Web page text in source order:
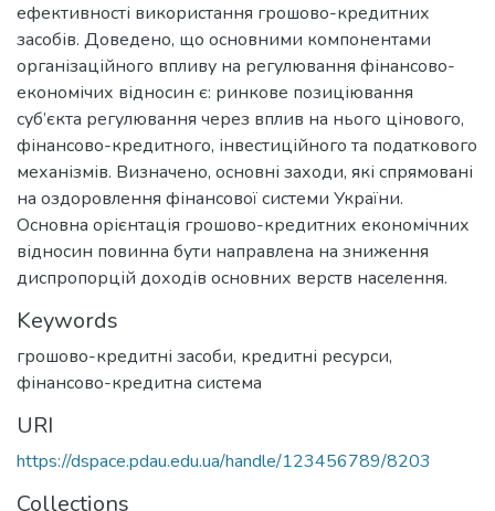
ефективності використання грошово-кредитних
засобів. Доведено, що основними компонентами
організаційного впливу на регулювання фінансово-
економічих відносин є: ринкове позиціювання
суб’єкта регулювання через вплив на нього цінового,
фінансово-кредитного, інвестиційного та податкового
механізмів. Визначено, основні заходи, які спрямовані
на оздоровлення фінансової системи України.
Основна орієнтація грошово-кредитних економічних
відносин повинна бути направлена на зниження
диспропорцій доходів основних верств населення.
Keywords
грошово-кредитні засоби, кредитні ресурси,
фінансово-кредитна система
URI
https://dspace.pdau.edu.ua/handle/123456789/8203
Collections